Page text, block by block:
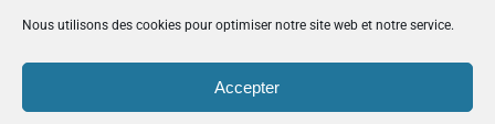
Nous utilisons des cookies pour optimiser notre site web et notre service.
Accepter
contact@ccdourdannais.com
Accueil|Plan du site|Mentions légales|Contactez-nous